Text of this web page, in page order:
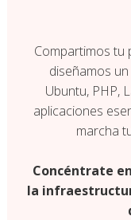
Compartimos tu
diseñamos
Ubuntu, PHP,
aplicaciones
marcha
Concéntrate
la